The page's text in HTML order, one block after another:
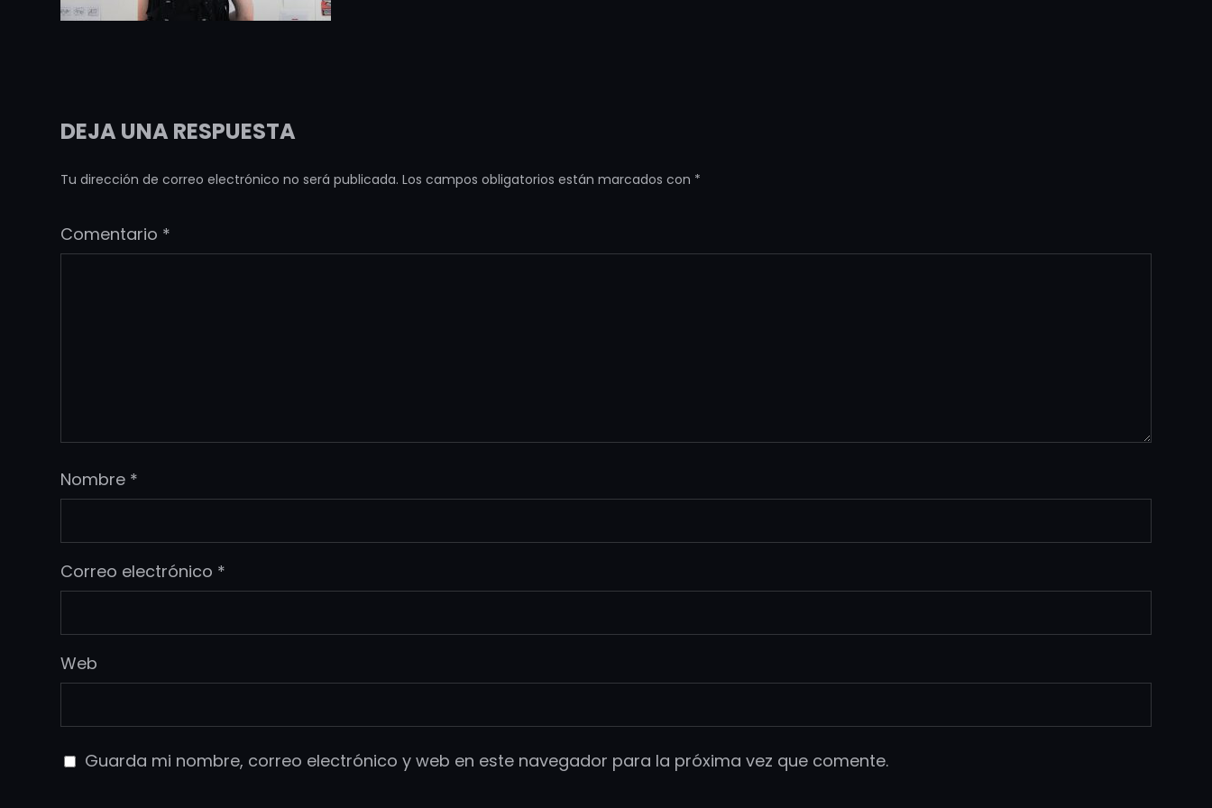
DEJA UNA RESPUESTA
Tu dirección de correo electrónico no será publicada. Los campos obligatorios están marcados con *
Comentario *
Nombre *
Correo electrónico *
Web
Guarda mi nombre, correo electrónico y web en este navegador para la próxima vez que comente.